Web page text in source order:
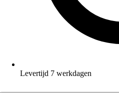
Levertijd 7 werkdagen